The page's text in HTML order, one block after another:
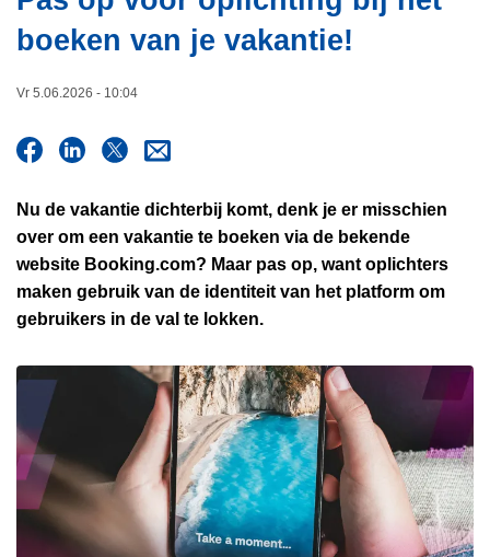
i
eboeken van je vakantie!
Vr 5.06.2026 - 10:04
Nu de vakantie dichterbij komt, denk je er misschien
over om een vakantie te boeken via de bekende
website Booking.com? Maar pas op, want oplichters
maken gebruik van de identiteit van het platform om
gebruikers in de val te lokken.